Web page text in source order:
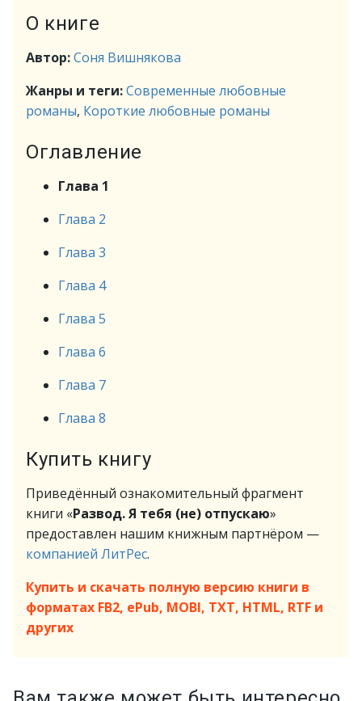
О книге
Автор:Соня Вишнякова
Жанры и теги:Современные любовные
романы, Короткие любовные романы
Оглавление
Глава 1
Глава 2
Глава 3
Глава 4
Глава 5
Глава 6
Глава 7
Глава 8
Купить книгу
Приведённый ознакомительный фрагмент
книги «Развод. Я тебя (не) отпускаю»
предоставлен нашим книжным партнёром —
компанией ЛитРес.
Купить и скачать полную версию книги в
форматах FB2, ePub, MOBI, TXT, HTML, RTF и
других